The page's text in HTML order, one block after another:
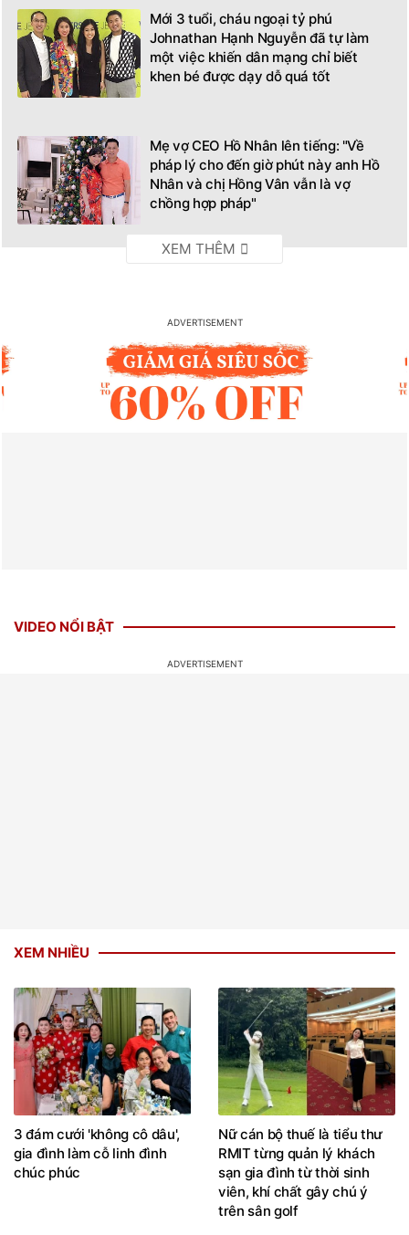
Mới 3 tuổi, cháu ngoại tỷ phú
Johnathan Hạnh Nguyễn đã tự làm
một việc khiến dân mạng chỉ biết
khen bé được dạy dỗ quá tốt
Mẹ vợ CEO Hồ Nhân lên tiếng: "Về
pháp lý cho đến giờ phút này anh Hồ
Nhân và chị Hồng Vân vẫn là vợ
chồng hợp pháp"
VIDEO NỔI BẬT
XEM NHIỀU
3 đám cưới 'không cô dâu',
gia đình làm cỗ linh đình
chúc phúc
Nữ cán bộ thuế là tiểu thư
RMIT từng quản lý khách
sạn gia đình từ thời sinh
viên, khí chất gây chú ý
trên sân golf